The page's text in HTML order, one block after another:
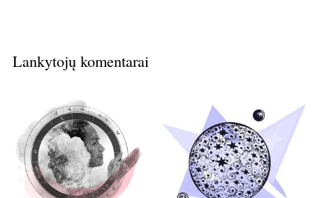
Lankytojų komentarai